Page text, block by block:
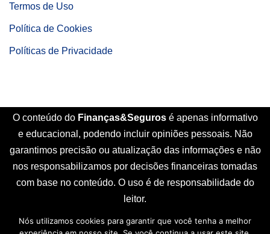
Termos de Uso
Política de Cookies
Políticas de Privacidade
O conteúdo do Finanças&Seguros é apenas informativo
e educacional, podendo incluir opiniões pessoais. Não
garantimos precisão ou atualização das informações e não
nos responsabilizamos por decisões financeiras tomadas
com base no conteúdo. O uso é de responsabilidade do
leitor.
Início Sobre Nós Contato
Disclaimer
Nós utilizamos cookies para garantir que você tenha a melhor